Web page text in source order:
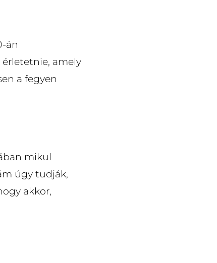
án
amely
a fegyen
mikul
úgy tudják,
akkor,